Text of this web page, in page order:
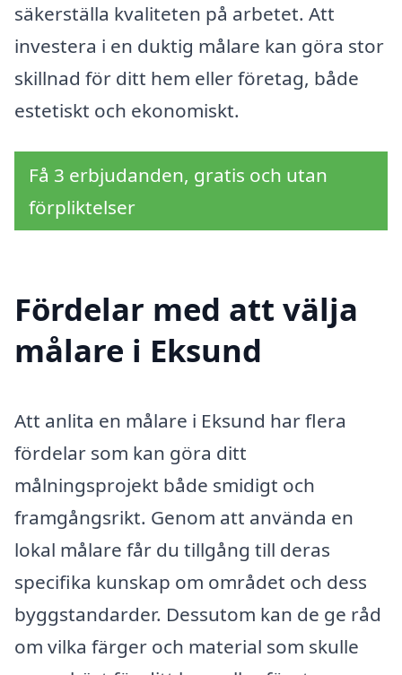
säkerställa kvaliteten på arbetet. Att
investera i en duktig målare kan göra stor
skillnad för ditt hem eller företag, både
estetiskt och ekonomiskt.
Få 3 erbjudanden, gratis och utan
förpliktelser
Fördelar med att välja
målare i Eksund
Att anlita en målare i Eksund har flera
fördelar som kan göra ditt
målningsprojekt både smidigt och
framgångsrikt. Genom att använda en
lokal målare får du tillgång till deras
specifika kunskap om området och dess
byggstandarder. Dessutom kan de ge råd
om vilka färger och material som skulle